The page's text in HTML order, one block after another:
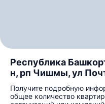
Республика
н, рп Чишмы, ул
Получите подробную
общее количество